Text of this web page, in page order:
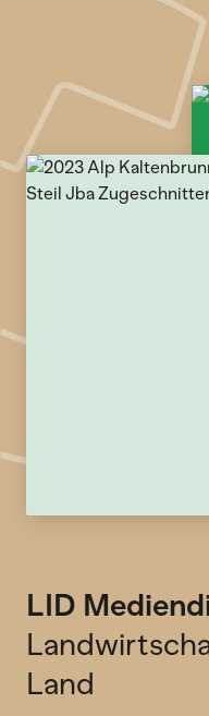
LID
Land